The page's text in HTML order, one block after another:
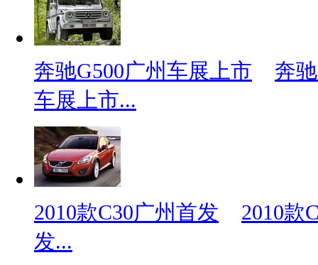
奔驰G500广州车展上市
奔
车展上市...
2010款C30广州首发
2010款
发...